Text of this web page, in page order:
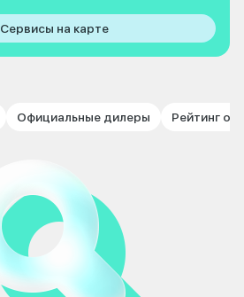
Сервисы на карте
Официальные дилеры Рейтинг